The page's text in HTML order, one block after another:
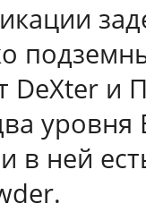
DeXter и
ней